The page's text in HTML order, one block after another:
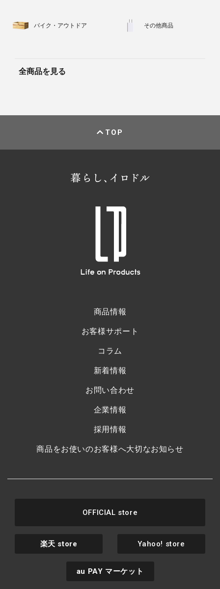
バイク・アウトドア その他商品
全商品を見る
TOP
商品情報
お客様サポート
コラム
新着情報
お問い合わせ
企業情報
採用情報
商品をお使いのお客様へ大切なお知らせ
OFFICIAL store
楽天 store Yahoo! store
au PAY マーケット